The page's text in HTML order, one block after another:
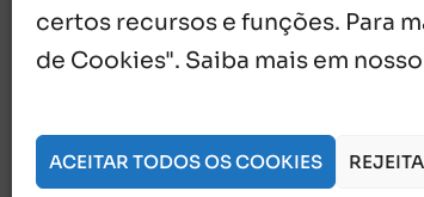
certos recursos e funções. Para
de Cookies". Saiba mais em nosso
ACEITAR TODOS OS COOKIES